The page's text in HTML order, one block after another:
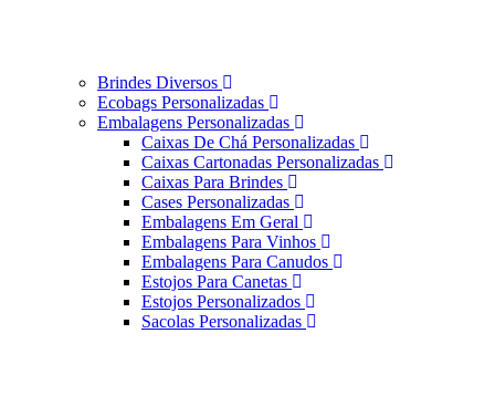
Brindes Diversos
Ecobags Personalizadas
Embalagens Personalizadas
Caixas De Chá Personalizadas
Caixas Cartonadas Personalizadas
Caixas Para Brindes
Cases Personalizadas
Embalagens Em Geral
Embalagens Para Vinhos
Embalagens Para Canudos
Estojos Para Canetas
Estojos Personalizados
Sacolas Personalizadas